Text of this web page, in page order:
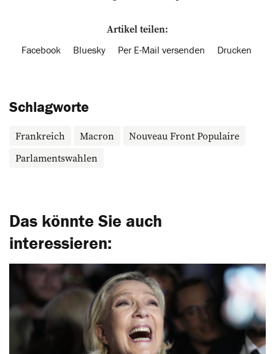
Artikel teilen:
Facebook Bluesky Per E-Mail versenden Drucken
Schlagworte
Frankreich Macron
Nouveau Front Populaire
Parlamentswahlen
Das könnte Sie auch
interessieren: